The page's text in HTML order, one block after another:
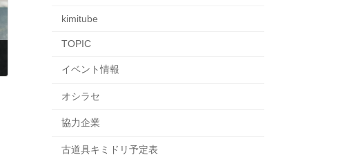
kimitube
TOPIC
イベント情報
オシラセ
協力企業
古道具キミドリ予定表